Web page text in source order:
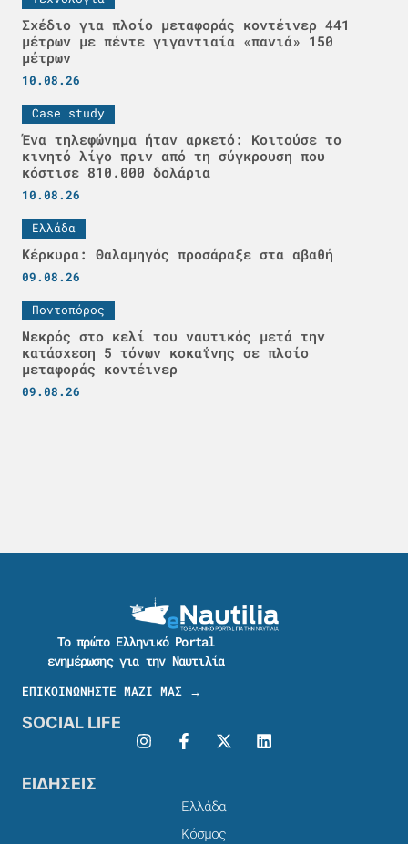
Σχέδιο για πλοίο μεταφοράς κοντέινερ 441
μέτρων με πέντε γιγαντιαία «πανιά» 150
μέτρων
10.08.26
Case study
Ένα τηλεφώνημα ήταν αρκετό: Κοιτούσε το
κινητό λίγο πριν από τη σύγκρουση που
κόστισε 810.000 δολάρια
10.08.26
Ελλάδα
Κέρκυρα: Θαλαμηγός προσάραξε στα αβαθή
09.08.26
Ποντοπόρος
Νεκρός στο κελί του ναυτικός μετά την
κατάσχεση 5 τόνων κοκαΐνης σε πλοίο
μεταφοράς κοντέινερ
09.08.26
Το πρώτο Ελληνικό Portal
ενημέρωσης για την Ναυτιλία
ΕΠΙΚΟΙΝΩΝΗΣΤΕ ΜΑΖΙ ΜΑΣ →
SOCIAL LIFE
ΕΙΔΗΣΕΙΣ
Ελλάδα
Κόσμος